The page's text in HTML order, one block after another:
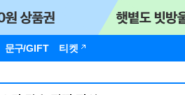
문구/GIFT 티켓